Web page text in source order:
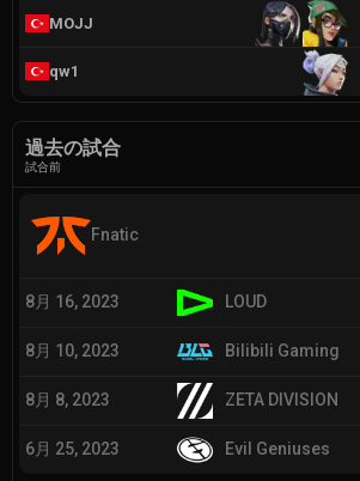
MOJJ
qw1
過去の試合
試合前
Fnatic
8月 16, 2023 LOUD
8月 10, 2023 Bilibili Gaming
8月 8, 2023 ZETA DIVISION
6月 25, 2023 Evil Geniuses